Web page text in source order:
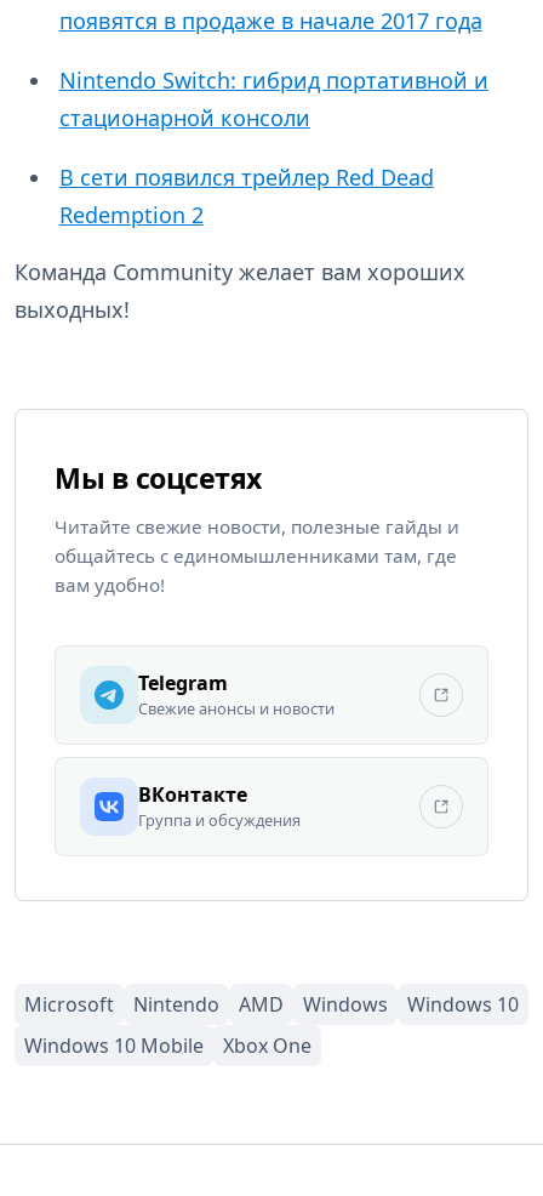
появятся в продаже в начале 2017 года
Nintendo Switch: гибрид портативной и
стационарной консоли
В сети появился трейлер Red Dead
Redemption 2
Команда Community желает вам хороших
выходных!
Мы в соцсетях
Читайте свежие новости, полезные гайды и
общайтесь с единомышленниками там, где
вам удобно!
Telegram
Свежие анонсы и новости
ВКонтакте
Группа и обсуждения